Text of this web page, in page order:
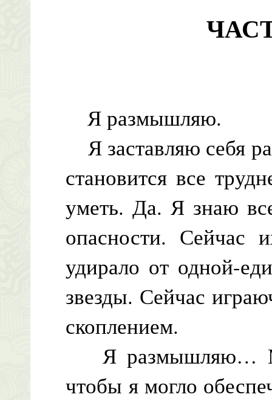
Я размышляю.
Я заставляю себя
становится все
уметь. Да. Я знаю
опасности. Сейчас
удирало от одной-
звезды. Сейчас
скоплением.
Я размышляю…
чтобы я могло